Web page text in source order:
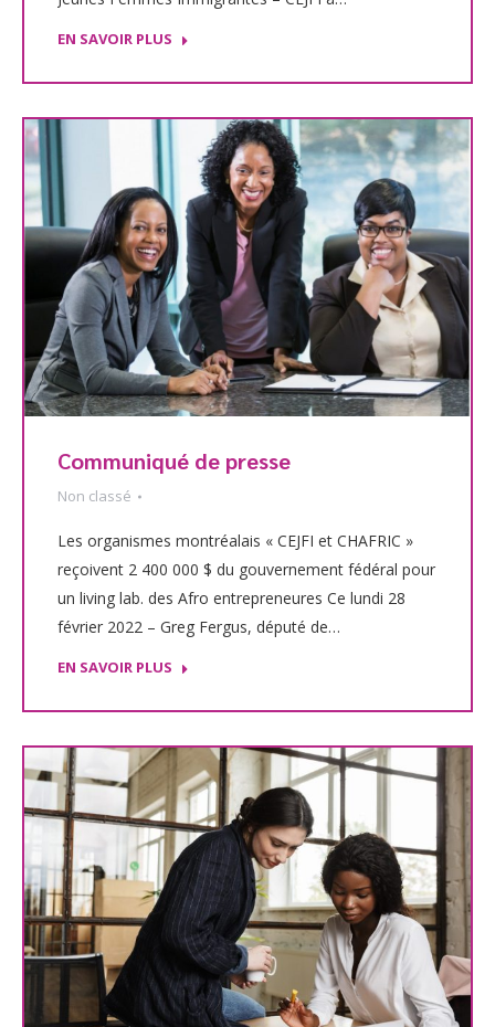
EN SAVOIR PLUS
Communiqué de presse
Non classé
Les organismes montréalais « CEJFI et CHAFRIC »
reçoivent 2 400 000 $ du gouvernement fédéral pour
un living lab. des Afro entrepreneures Ce lundi 28
février 2022 – Greg Fergus, député de…
EN SAVOIR PLUS